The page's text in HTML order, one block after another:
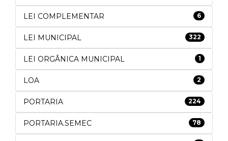
LEI COMPLEMENTAR 6
LEI MUNICIPAL 322
LEI ORGÂNICA MUNICIPAL 1
LOA 2
PORTARIA 224
PORTARIA.SEMEC 78